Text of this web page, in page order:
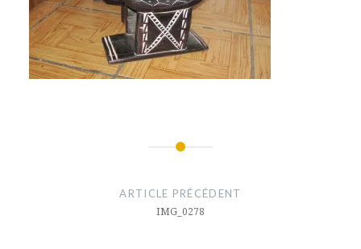
ARTICLE PRÉCÉDENT
IMG_0278